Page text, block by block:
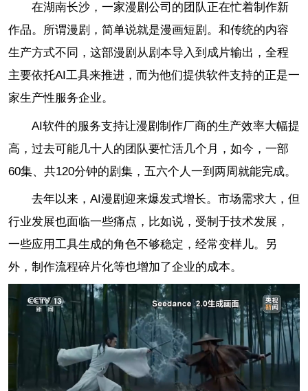
在湖南长沙，一家漫剧公司的团队正在忙着制作新
作品。所谓漫剧，简单说就是漫画短剧。和传统的内容
生产方式不同，这部漫剧从剧本导入到成片输出，全程
主要依托AI工具来推进，而为他们提供软件支持的正是一
家生产性服务企业。
AI软件的服务支持让漫剧制作厂商的生产效率大幅提
高，过去可能几十人的团队要忙活几个月，如今，一部
60集、共120分钟的剧集，五六个人一到两周就能完成。
去年以来，AI漫剧迎来爆发式增长。市场需求大，但
行业发展也面临一些痛点，比如说，受制于技术发展，
一些应用工具生成的角色不够稳定，经常变样儿。另
外，制作流程碎片化等也增加了企业的成本。